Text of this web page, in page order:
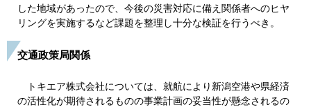
した地域があったので、今後の災害対応に備え関係者へのヒヤ
リングを実施するなど課題を整理し十分な検証を行うべき。
交通政策局関係
トキエア株式会社については、就航により新潟空港や県経済
の活性化が期待されるものの事業計画の妥当性が懸念されるの